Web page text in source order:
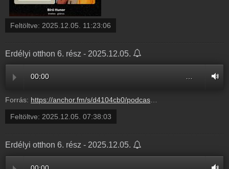
Feltöltve: 2025.12.05. 11:23:06
Erdélyi otthon 6. rész - 2025.12.05.
00:00 …
Forrás: https://anchor.fm/s/d4104cb0/podcast/play/112172993/https%3A%2F%2Fd3ctxlq1ktw2nl.cloudfront.net%2Fstaging%2F2025-11-5%2F413793148-44100-2-b99b75ff8d6b8.m4a
Feltöltve: 2025.12.05. 07:38:03
Erdélyi otthon 6. rész - 2025.12.05.